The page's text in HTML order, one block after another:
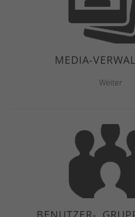
MEDIA-
Weiter